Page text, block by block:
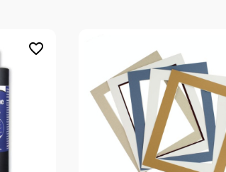
favorite_border